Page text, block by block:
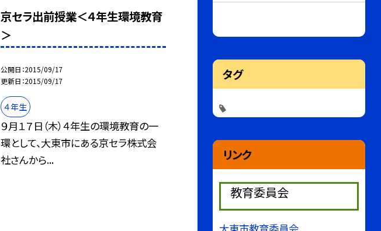
京セラ出前授業＜４年生環境教育
＞
公開日 2015/09/17
更新日 2015/09/17
４年生
９月１７日（木）４年生の環境教育の一
環として、大東市にある京セラ株式会
社さんから...
タグ
リンク
教育委員会